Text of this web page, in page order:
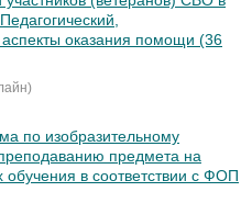
оказания помощи (36
по изобразительному
предмета на
в соответствии с ФОП